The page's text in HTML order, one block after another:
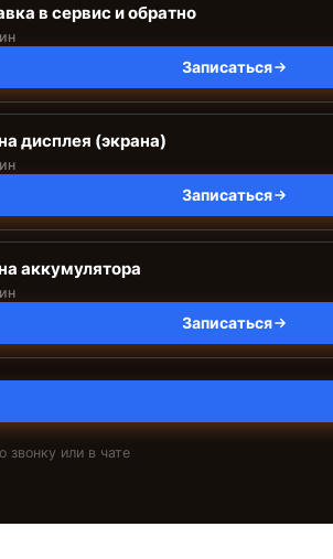
в сервис и обратно
Записаться
дисплея (экрана)
Записаться
аккумулятора
Записаться
звонку или в чате